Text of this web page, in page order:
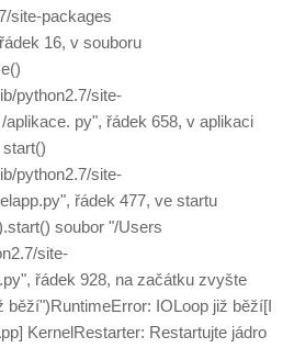
site-packages
16, v souboru
python2.7/site-
py", řádek 658, v aplikaci
python2.7/site-
řádek 477, ve startu
soubor "/Users
site-
řádek 928, na začátku zvyšte
běží")RuntimeError: IOLoop již běží[I
KernelRestarter: Restartujte jádro